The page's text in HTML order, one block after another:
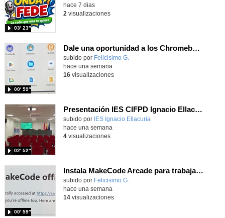
03′ 23″
hace 7 dias
2 visualizaciones
Dale una oportunidad a los Chromebooks y utiliza un proyector para realizar talleres si no tienes pantallas táctiles
Contenido educativo.
subido por Felicisimo G.
00′ 59″
hace una semana
16visualizaciones
Presentación IES CIFPD Ignacio Ellacuría
Contenido educativo.
subido por IES Ignacio Ellacuria
02′ 52″
hace una semana
4visualizaciones
Instala MakeCode Arcade para trabajar offline en tu tablet, ordenador, Chromebook
Contenido educativo.
subido por Felicisimo G.
00′ 59″
hace una semana
14visualizaciones